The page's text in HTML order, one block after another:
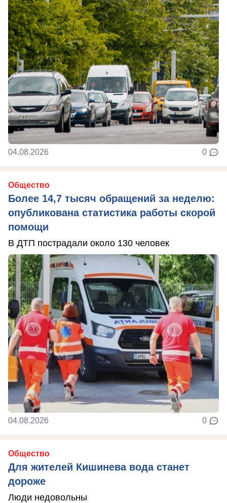
04.08.2026 0
Общество
Более 14,7 тысяч обращений за неделю:
опубликована статистика работы скорой
помощи
В ДТП пострадали около 130 человек
04.08.2026 0
Общество
Для жителей Кишинева вода станет
дороже
Люди недовольны